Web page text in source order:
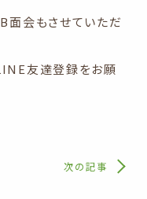
面会もさせていただ
友達登録をお願
次の記事